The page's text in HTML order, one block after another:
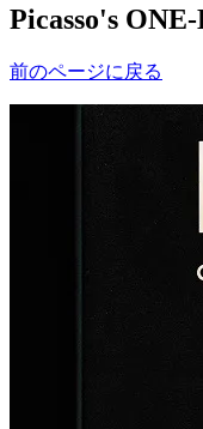
Picasso's
前のページに戻る